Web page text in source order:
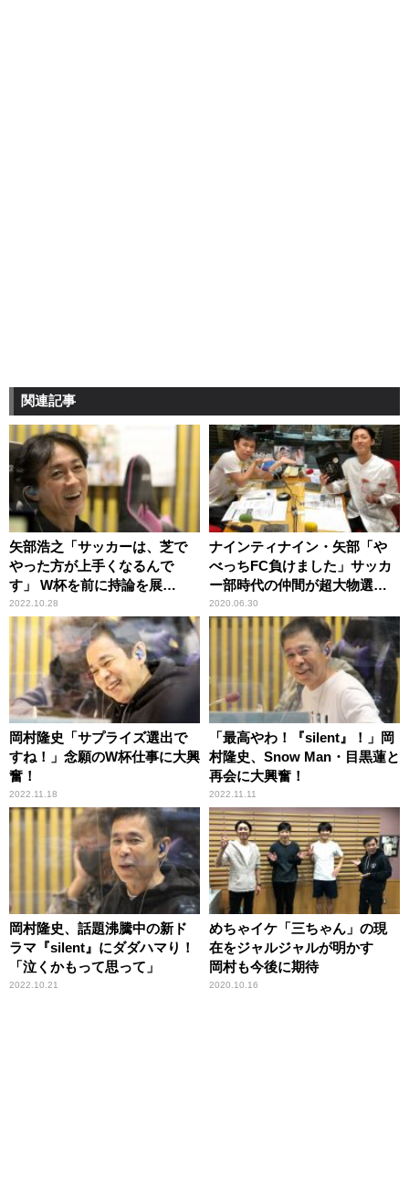
関連記事
矢部浩之「サッカーは、芝で
やった方が上手くなるんで
す」 W杯を前に持論を展
開！？
2022.10.28
ナインティナイン・矢部「や
べっちFC負けました」サッカ
ー部時代の仲間が超大物選手
と友人関係だった
2020.06.30
岡村隆史「サプライズ選出で
すね！」念願のW杯仕事に大興
奮！
2022.11.18
「最高やわ！『silent』！」岡
村隆史、Snow Man・目黒蓮と
再会に大興奮！
2022.11.11
岡村隆史、話題沸騰中の新ド
ラマ『silent』にダダハマり！
「泣くかもって思って」
2022.10.21
めちゃイケ「三ちゃん」の現
在をジャルジャルが明かす
岡村も今後に期待
2020.10.16